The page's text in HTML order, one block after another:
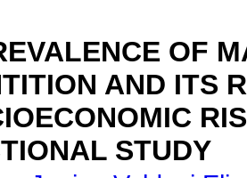
OF
AND ITS
STUDY